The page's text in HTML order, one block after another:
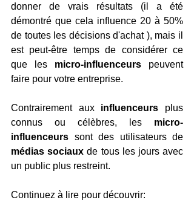
donner de vrais résultats (il a été
démontré que cela influence 20 à 50%
de toutes les décisions d'achat ), mais il
est peut-être temps de considérer ce
que les micro-influenceurs peuvent
faire pour votre entreprise.
Contrairement aux influenceurs plus
connus ou célèbres, les micro-
influenceurs
médias sociaux de tous les jours avec
un public plus restreint.
Continuez à lire pour découvrir: